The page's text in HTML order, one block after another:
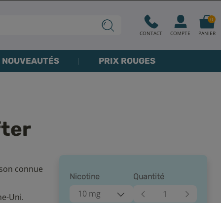
CONTACT COMPTE PANIER
0
NOUVEAUTÉS PRIX ROUGES
connue
Uni.
Nicotine
10 mg
Quantité